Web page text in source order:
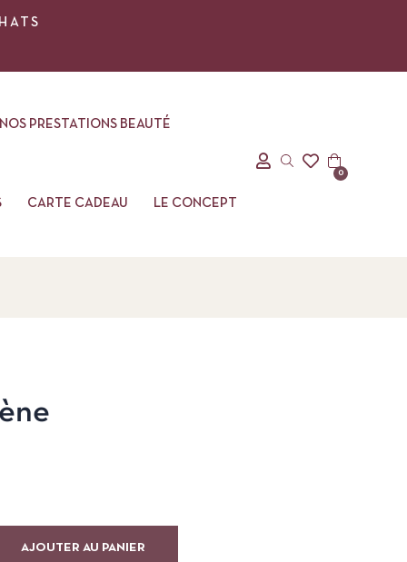
NOS PRESTATIONS BEAUTÉ
CARTE CADEAU LE CONCEPT
0
AJOUTER AU PANIER